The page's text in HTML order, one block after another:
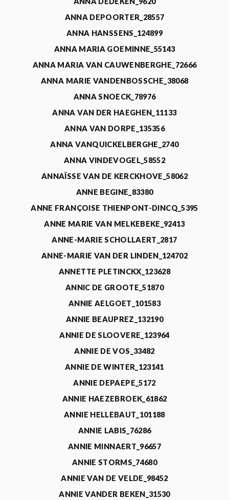
ANNA DEPOORTER_28557
ANNA HANSSENS_124899
ANNA MARIA GOEMINNE_55143
ANNA MARIA VAN CAUWENBERGHE_72666
ANNA MARIE VANDENBOSSCHE_38068
ANNA SNOECK_78976
ANNA VAN DER HAEGHEN_11133
ANNA VAN DORPE_135356
ANNA VANQUICKELBERGHE_2740
ANNA VINDEVOGEL_58552
ANNAÏSSE VAN DE KERCKHOVE_58062
ANNE BEGINE_83380
ANNE FRANÇOISE THIENPONT-DINCQ_5395
ANNE MARIE VAN MELKEBEKE_92413
ANNE-MARIE SCHOLLAERT_2817
ANNE-MARIE VAN DER LINDEN_124702
ANNETTE PLETINCKX_123628
ANNIC DE GROOTE_51870
ANNIE AELGOET_101583
ANNIE BEAUPREZ_132190
ANNIE DE SLOOVERE_123964
ANNIE DE VOS_33482
ANNIE DE WINTER_123141
ANNIE DEPAEPE_5172
ANNIE HAEZEBROEK_61862
ANNIE HELLEBAUT_101188
ANNIE LABIS_76286
ANNIE MINNAERT_96657
ANNIE STORMS_74680
ANNIE VAN DE VELDE_98452
ANNIE VANDER BEKEN_31530